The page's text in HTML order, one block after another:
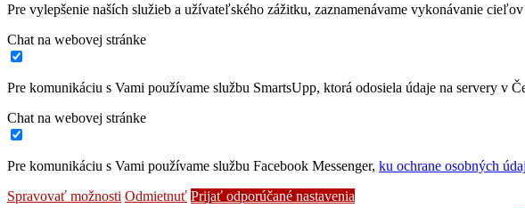
Pre vylepšenie naších služieb a užívateľského zážitku, zaznamenávame vykonávanie
Chat na webovej stránke
Pre komunikáciu s Vami používame službu SmartsUpp, ktorá odosiela údaje na servery v
Chat na webovej stránke
Pre komunikáciu s Vami používame službu Facebook Messenger, ku ochrane osobných
Spravovať možnosti Odmietnuť Prijať odporúčané nastavenia